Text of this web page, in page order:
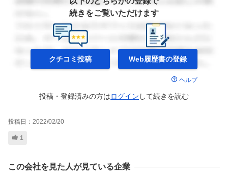
続きをご覧いただけます
クチコミ投稿 Web履歴書の登録
ヘルプ
投稿・登録済みの方はログイン して続きを読む
投稿日： 2022/02/20
1
この会社を見た人が見ている企業